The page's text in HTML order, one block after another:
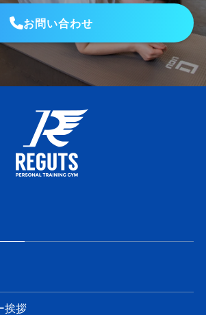
お問い合わせ
挨拶